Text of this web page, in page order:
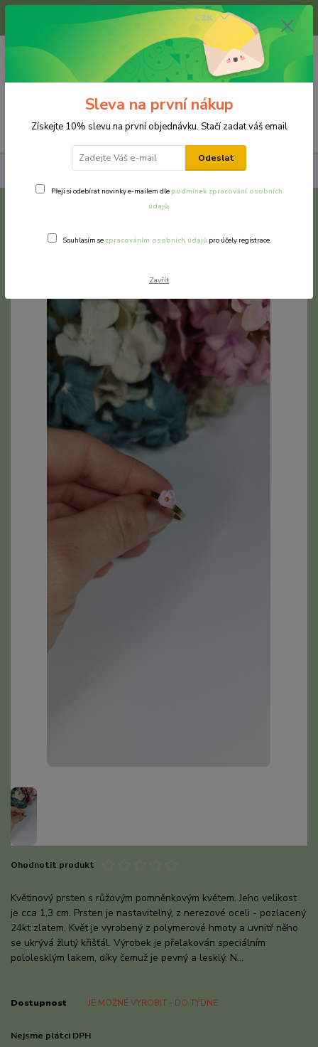
Menu
CZK
(Po-Pá, 8-16 hod.)
0 Kč
Chirurgická ocel a nerezová ocel Pomněnka
Ohodnotit produkt
Květinový prsten s růžovým pomněnkovým květem. Jeho velikost
je cca 1,3 cm. Prsten je nastavitelný, z nerezové oceli - pozlacený
24kt zlatem. Květ je vyrobený z polymerové hmoty a uvnitř něho
se ukrývá žlutý křišťál. Výrobek je přelakován speciálním
pololesklým lakem, díky čemuž je pevný a lesklý. N...
Dostupnost JE MOŽNÉ VYROBIT - DO TÝDNE
Nejsme plátci DPH
Sleva na první nákup
Získejte 10% slevu na první objednávku. Stačí zadat váš email
Odeslat
Přeji si odebírat novinky e-mailem dle podmínek zpracování osobních
údajů.
Souhlasím se zpracováním osobních údajů pro účely registrace.
Zavřít